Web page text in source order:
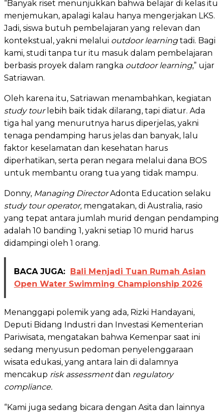
“Banyak riset menunjukkan bahwa belajar di kelas itu
menjemukan, apalagi kalau hanya mengerjakan LKS.
Jadi, siswa butuh pembelajaran yang relevan dan
kontekstual, yakni melalui outdoor learningtadi. Bagi
kami, studi tanpa tur itu masuk dalam pembelajaran
berbasis proyek dalam rangka outdoor learning,” ujar
Satriawan.
Oleh karena itu, Satriawan menambahkan, kegiatan
study tourlebih baik tidak dilarang, tapi diatur. Ada
tiga hal yang menurutnya harus diperjelas, yakni
tenaga pendamping harus jelas dan banyak, lalu
faktor keselamatan dan kesehatan harus
diperhatikan, serta peran negara melalui dana BOS
untuk membantu orang tua yang tidak mampu.
Donny, Managing DirectorAdonta Education selaku
study tour operator, mengatakan, di Australia, rasio
yang tepat antara jumlah murid dengan pendamping
adalah 10 banding 1, yakni setiap 10 murid harus
didampingi oleh 1 orang.
BACA JUGA: Bali Menjadi Tuan Rumah Asian
Open Water Swimming Championship 2026
Menanggapi polemik yang ada, Rizki Handayani,
Deputi Bidang Industri dan Investasi Kementerian
Pariwisata, mengatakan bahwa Kemenpar saat ini
sedang menyusun pedoman penyelenggaraan
wisata edukasi, yang antara lain di dalamnya
mencakup risk assessmentdan regulatory
compliance.
“Kami juga sedang bicara dengan Asita dan lainnya